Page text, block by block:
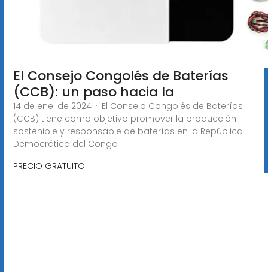
El Consejo Congolés de Baterías
(CCB): un paso hacia la
14 de ene. de 2024 · El Consejo Congolés de Baterías
(CCB) tiene como objetivo promover la producción
sostenible y responsable de baterías en la República
Democrática del Congo
PRECIO GRATUITO